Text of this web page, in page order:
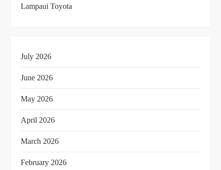
Lampaui Toyota
July 2026
June 2026
May 2026
April 2026
March 2026
February 2026